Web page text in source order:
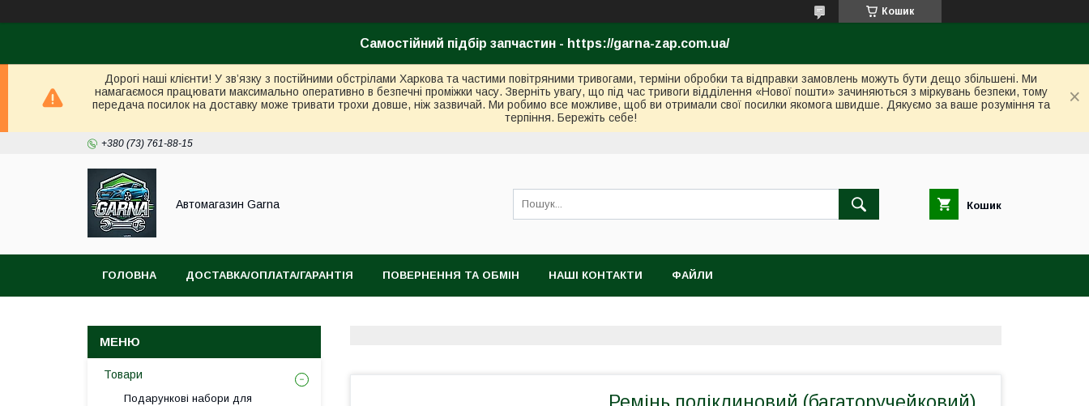
Кошик
Самостійний підбір запчастин - https://garna-zap.com.ua/
Дорогі наші клієнти! У зв’язку з постійними обстрілами Харкова та частими повітряними тривогами, терміни обробки та відправки замовлень можуть бути дещо збільшені. Ми
намагаємося працювати максимально оперативно в безпечні проміжки часу. Зверніть увагу, що під час тривоги відділення «Нової пошти» зачиняються з міркувань безпеки, тому
передача посилок на доставку може тривати трохи довше, ніж зазвичай. Ми робимо все можливе, щоб ви отримали свої посилки якомога швидше. Дякуємо за ваше розуміння та
терпіння. Бережіть себе!
+380 (73) 761-88-15
Автомагазин Garna Кошик
ГОЛОВНА ДОСТАВКА/ОПЛАТА/ГАРАНТІЯ ПОВЕРНЕННЯ ТА ОБМІН НАШІ КОНТАКТИ ФАЙЛИ
Товари
Подарункові набори для